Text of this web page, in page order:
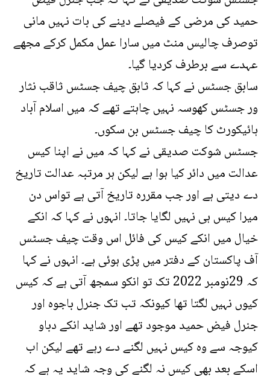
حمید کی مرضی کے فیصلے دینے کی بات نہیں مانی
توصرف چالیس منٹ میں سارا عمل مکمل کرکے مجھے
عہدے سے برطرف کردیا گیا۔
سابق جسٹس نے کہا کہ ثابق چیف جسٹس ثاقب نثار
ور جسٹس کھوسہ نہیں چاہتے تھے کہ میں اسلام آباد
ہائیکورٹ کا چیف جسٹس بن سکوں۔
جسٹس شوکت صدیقی نے کہا کہ میں نے اپنا کیس
عدالت میں دائر کیا ہوا ہے لیکن ہر مرتبہ عدالت تاریخ
دے دیتی ہے اور جب مقررہ تاریخ آتی ہے تواس دن
میرا کیس ہی نہیں لگایا جاتا۔ انہوں نے کہا کہ انکے
خیال میں انکے کیس کی فائل اس وقت چیف جسٹس
آف پاکستان کے دفتر میں پڑی ہوئی ہے۔ انہوں نے کہا
کہ 29نومبر 2022 تک تو انکو سمجھ آتی ہے کہ کیس
کیوں نہیں لگتا تھا کیونکہ تب تک جنرل باجوہ اور
جنرل فیض حمید موجود تھے اور شاید انکے دباو
کیوجہ سے وہ کیس نہیں لگنے دے رہے تھے لیکن اب
اسکے بعد بھی کیس نہ لگنے کی وجہ شاید یہ ہے کہ